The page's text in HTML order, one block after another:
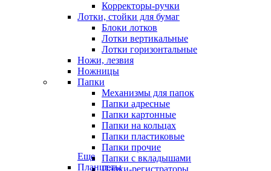
Корректоры-ручки
Лотки, стойки для бумаг
Блоки лотков
Лотки вертикальные
Лотки горизонтальные
Ножи, лезвия
Ножницы
Папки
Механизмы для папок
Папки адресные
Папки картонные
Папки на кольцах
Папки пластиковые
Папки прочие
Папки с вкладышами
Папки-регистраторы
Еще
Планшеты